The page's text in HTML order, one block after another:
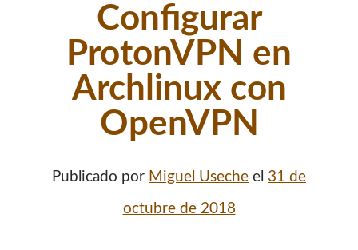
Configurar
ProtonVPN en
Archlinux con
OpenVPN
Publicado por Miguel Useche el 31 de
octubre de 2018